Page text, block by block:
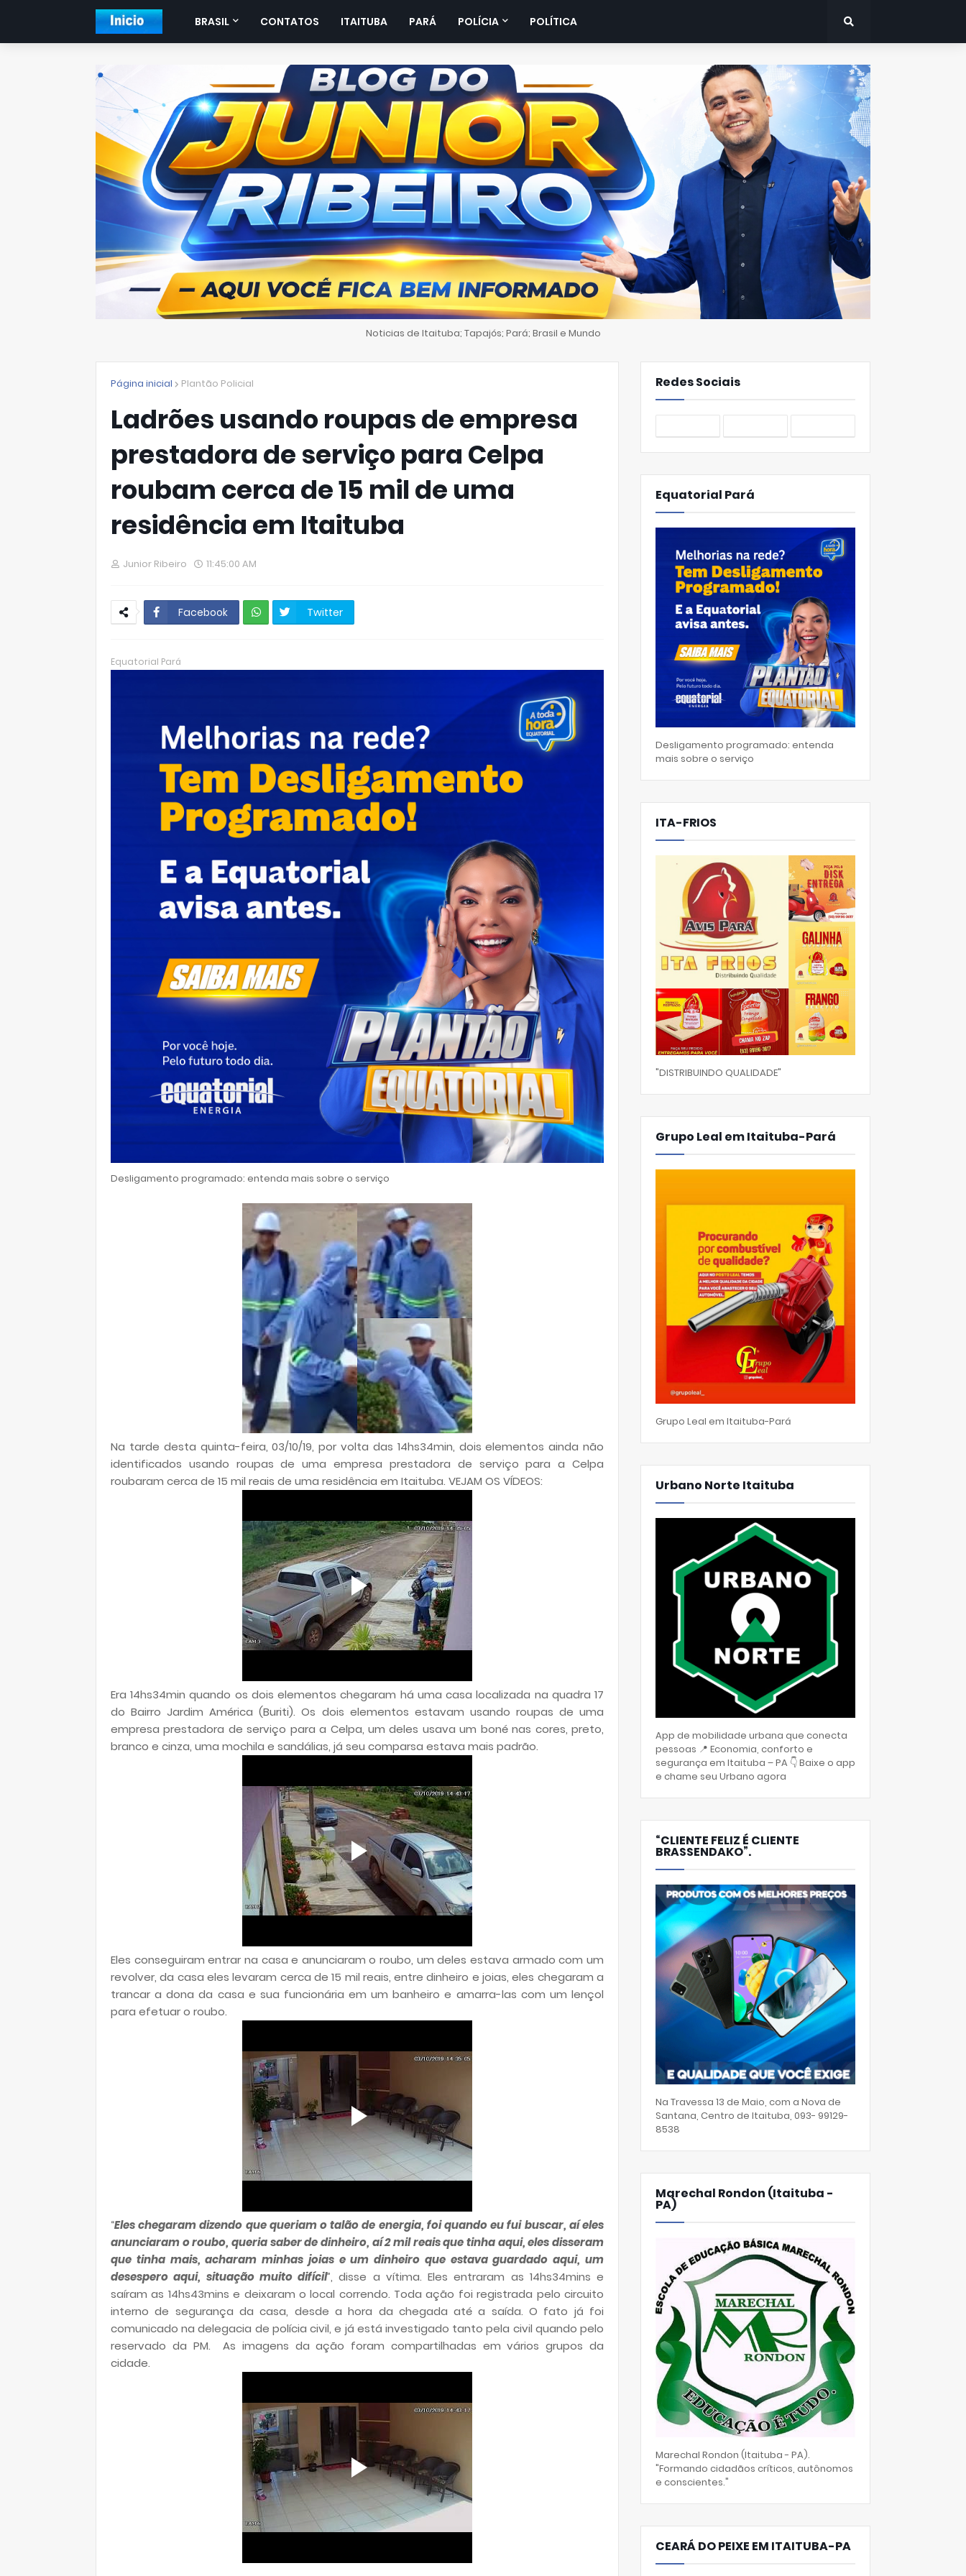
BRASIL CONTATOS ITAITUBA PARÁ POLÍCIA POLÍTICA
Noticias de Itaituba; Tapajós; Pará; Brasil e Mundo
Página inicial Plantão Policial
Ladrões usando roupas de empresa
prestadora de serviço para Celpa
roubam cerca de 15 mil de uma
residência em Itaituba
Junior Ribeiro 11:45:00 AM
Facebook
Twitter
Equatorial Pará
Desligamento programado: entenda mais sobre o serviço
Na tarde desta quinta-feira, 03/10/19, por volta das 14hs34min, dois elementos ainda não
identificados usando roupas de uma empresa prestadora de serviço para a Celpa
roubaram cerca de 15 mil reais de uma residência em Itaituba. VEJAM OS VÍDEOS:
Era 14hs34min quando os dois elementos chegaram há uma casa localizada na quadra 17
do Bairro Jardim América (Buriti). Os dois elementos estavam usando roupas de uma
empresa prestadora de serviço para a Celpa, um deles usava um boné nas cores, preto,
branco e cinza, uma mochila e sandálias, já seu comparsa estava mais padrão.
Eles conseguiram entrar na casa e anunciaram o roubo, um deles estava armado com um
revolver, da casa eles levaram cerca de 15 mil reais, entre dinheiro e joias, eles chegaram a
trancar a dona da casa e sua funcionária em um banheiro e amarra-las com um lençol
para efetuar o roubo.
“Eles chegaram dizendo que queriam o talão de energia, foi quando eu fui buscar, aí eles
anunciaram o roubo, queria saber de dinheiro, aí 2 mil reais que tinha aqui, eles disseram
que tinha mais, acharam minhas joias e um dinheiro que estava guardado aqui, um
desespero aqui, situação muito difícil”, disse a vítima. Eles entraram as 14hs34mins e
saíram as 14hs43mins e deixaram o local correndo. Toda ação foi registrada pelo circuito
interno de segurança da casa, desde a hora da chegada até a saída. O fato já foi
comunicado na delegacia de polícia civil, e já está investigado tanto pela civil quando pelo
reservado da PM. As imagens da ação foram compartilhadas em vários grupos da
cidade.
Redes Sociais
Equatorial Pará
Desligamento programado: entenda
mais sobre o serviço
ITA-FRIOS
"DISTRIBUINDO QUALIDADE"
Grupo Leal em Itaituba-Pará
Grupo Leal em Itaituba-Pará
Urbano Norte Itaituba
App de mobilidade urbana que conecta
pessoas 📍 Economia, conforto e
segurança em Itaituba – PA 👇 Baixe o app
e chame seu Urbano agora
“CLIENTE FELIZ É CLIENTE
BRASSENDAKO”.
Na Travessa 13 de Maio, com a Nova de
Santana, Centro de Itaituba, 093- 99129-
8538
Marechal Rondon (Itaituba -
PA)
Marechal Rondon (Itaituba - PA).
"Formando cidadãos críticos, autônomos
e conscientes."
CEARÁ DO PEIXE EM ITAITUBA-PA